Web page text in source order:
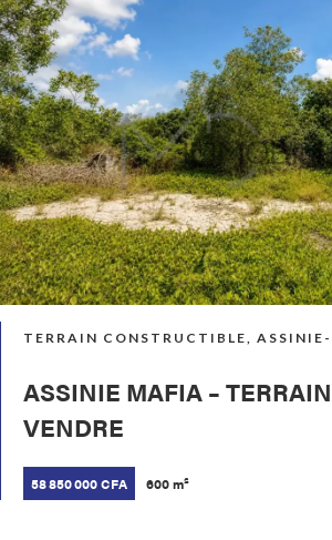
TERRAIN CONSTRUCTIBLE,
ASSINIE MAFIA –
VENDRE
58 850 000 CFA 600 m²